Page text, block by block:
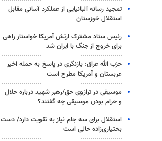
تمجید رسانه آلبانیایی از عملکرد آسانی مقابل
استقلال خوزستان
رئیس ستاد مشترک ارتش آمریکا خواستار راهی
برای خروج از جنگ با ایران شد
حزب الله عراق: بازنگری در پاسخ به حمله اخیر
عربستان و آمریکا مطرح است
موسیقی در ترازوی حق/رهبر شهید درباره حلال
و حرام بودن موسیقی چه گفتند؟
استقلال برای سه جام نیاز به تقویت دارد/ دست
بختیاری‌زاده خالی است